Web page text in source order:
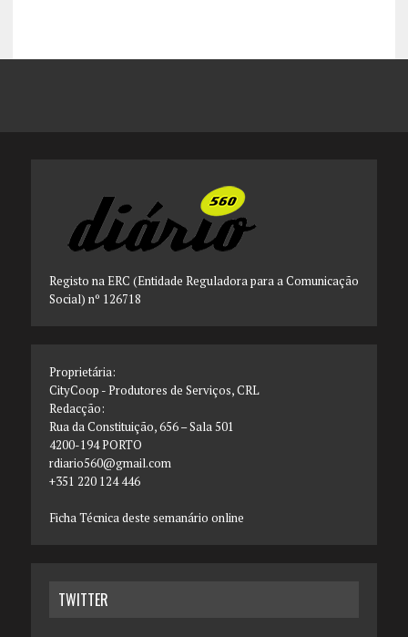
Registo na ERC (Entidade Reguladora para a Comunicação
Social) nº 126718
Proprietária:
CityCoop - Produtores de Serviços, CRL
Redacção:
Rua da Constituição, 656 – Sala 501
4200-194 PORTO
rdiario560@gmail.com
+351 220 124 446
Ficha Técnica deste semanário online
TWITTER